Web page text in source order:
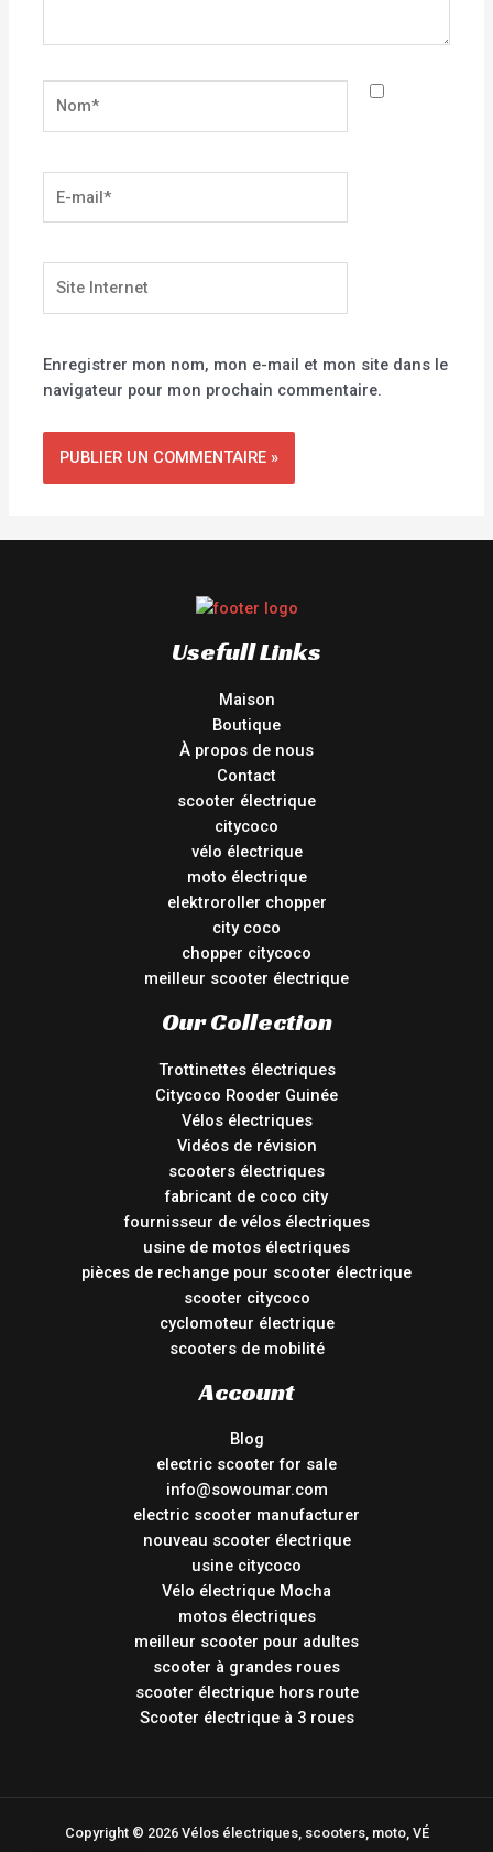
mail*
Internet
Enregistrer mon nom, mon e-mail et mon site dans le
navigateur pour mon prochain commentaire.
Usefull Links
Maison
Boutique
À propos de nous
Contact
scooter électrique
citycoco
vélo électrique
moto électrique
elektroroller chopper
city coco
chopper citycoco
meilleur scooter électrique
Our Collection
Trottinettes électriques
Citycoco Rooder Guinée
Vélos électriques
Vidéos de révision
scooters électriques
fabricant de coco city
fournisseur de vélos électriques
usine de motos électriques
pièces de rechange pour scooter électrique
scooter citycoco
cyclomoteur électrique
scooters de mobilité
Account
Blog
electric scooter for sale
info@sowoumar.com
electric scooter manufacturer
nouveau scooter électrique
usine citycoco
Vélo électrique Mocha
motos électriques
meilleur scooter pour adultes
scooter à grandes roues
scooter électrique hors route
Scooter électrique à 3 roues
Copyright © 2026 Vélos électriques, scooters, moto, VÉ